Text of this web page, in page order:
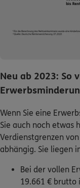
Neu ab 2023: So
Wenn Sie eine
Sie auch noch etwas
Verdienstgrenzen
abhängig. Sie liegen
Bei der vollen
19.661 € brutto